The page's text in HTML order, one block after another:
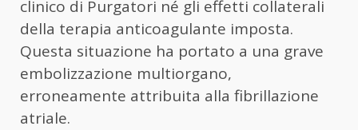
clinico di Purgatori né gli effetti collaterali
della terapia anticoagulante imposta.
Questa situazione ha portato a una grave
embolizzazione multiorgano,
erroneamente attribuita alla fibrillazione
atriale.